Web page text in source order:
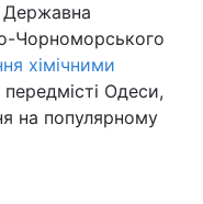
Державна
Чорноморського
хімічними
передмісті Одеси,
на популярному